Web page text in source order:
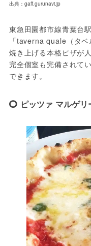
出典：gaff.gurunavi.jp
東急田園都市線青葉台
「taverna quale（タ
焼き上げる本格ピザが
完全個室も完備されて
できます。
ピッツァ マルゲリ